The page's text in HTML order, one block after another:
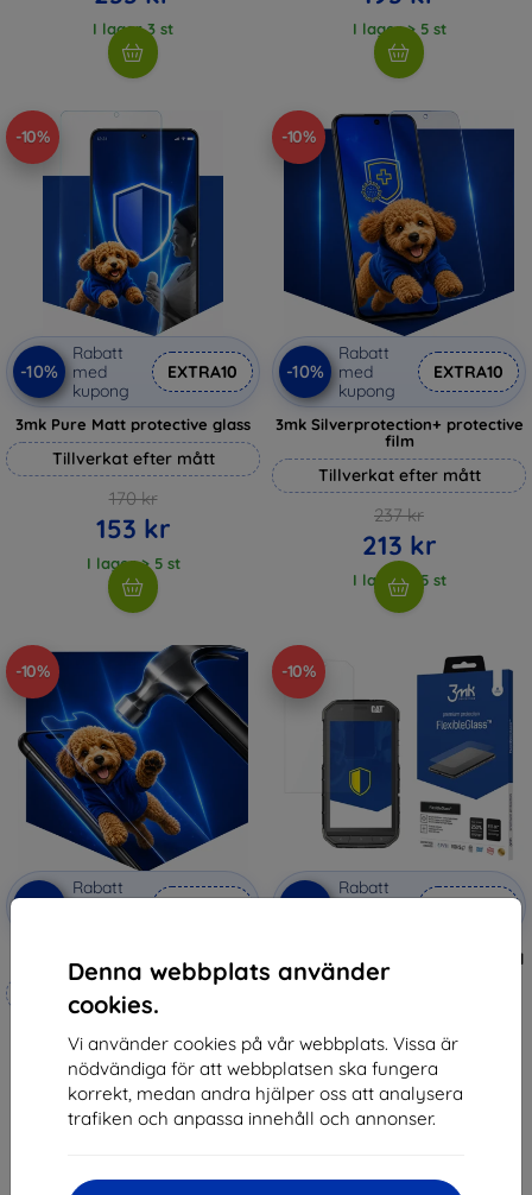
Denna webbplats använder
cookies.
Vi använder cookies på vår webbplats. Vissa är
nödvändiga för att webbplatsen ska fungera
korrekt, medan andra hjälper oss att analysera
trafiken och anpassa innehåll och annonser.
I lager 3 st I lager > 5 st
-10%
-10%
Rabatt
med
kupong
EXTRA10
3mk Pure Matt protective glass
Tillverkat efter mått
170 kr
153 kr
I lager > 5 st
-10%
-10%
Rabatt
med
kupong
EXTRA10
3mk Silverprotection+ protective
film
Tillverkat efter mått
237 kr
213 kr
I lager > 5 st
-10%
-10%
Rabatt
3mk Hammer protective film
Tillverkat efter mått
248 kr
223 kr
I lager 4 st
-10%
-10%
Rabatt
3MK FlexibleGlass CAT S31 Hybrid
Glass
I lager > 5 st